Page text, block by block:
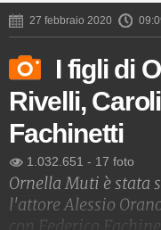
27 febbraio 2020
I figli di
Rivelli,
Fachinetti
1.032.651 - 17 foto
Ornella Muti è stata
l'attore Alessio
con Federico